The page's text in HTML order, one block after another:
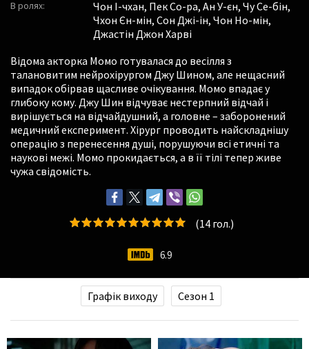
В ролях: Чон І-чхан, Пек Со-ра, Ан У-єн, Чу Се-бін,
Чхон Єн-мін, Сон Джі-ін, Чон Но-мін,
Джастін Джон Харві
Відома акторка Момо готувалася до весілля з
талановитим нейрохірургом Джу Шином, але нещасний
випадок обірвав щасливе очікування. Момо впадає у
глибоку кому. Джу Шин відчуває нестерпний відчай і
вирішується на відчайдушний, а головне – заборонений
медичний експеримент. Хірург проводить найскладнішу
операцію з перенесення душі, порушуючи всі етичні та
наукові межі. Момо прокидається, а в її тілі тепер живе
чужа свідомість.
(14гол.)
6.9
Графік виходу Сезон 1